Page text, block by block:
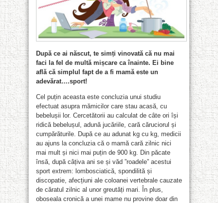
După ce ai născut, te simți vinovată că nu mai
faci la fel de multă mișcare ca înainte. Ei bine
află că simplul fapt de a fi mamă este un
adevărat….sport!
Cel puțin aceasta este concluzia unui studiu
efectuat asupra mămicilor care stau acasă, cu
bebelușii lor. Cercetătorii au calculat de câte ori își
ridică bebelușul, adună jucăriile, cară căruciorul și
cumpărăturile. După ce au adunat kg cu kg, medicii
au ajuns la concluzia că o mamă cară zilnic nici
mai mult și nici mai puțin de 900 kg. Din păcate
însă, după câțiva ani se și văd ”roadele” acestui
sport extrem: lombosciatică, spondilită și
discopatie, afecțiuni ale coloanei vertebrale cauzate
de căratul zilnic al unor greutăți mari. În plus,
oboseala cronică a unei mame nu provine doar din